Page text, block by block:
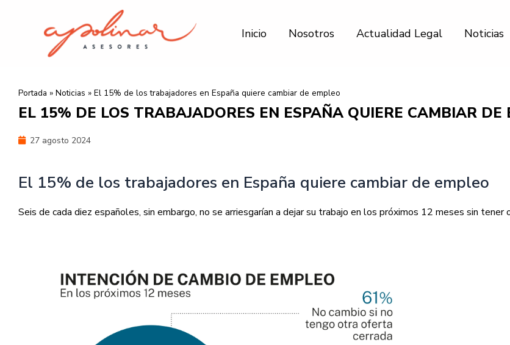
Inicio Nosotros Actualidad Legal Noticias
Portada » Noticias » El 15% de los trabajadores en España quiere cambiar de empleo
EL 15% DE LOS TRABAJADORES EN ESPAÑA QUIERE CAMBIAR DE
27 agosto 2024
El 15% de los trabajadores en España quiere cambiar de empleo
Seis de cada diez españoles, sin embargo, no se arriesgarían a dejar su trabajo en los próximos 12 meses sin tener